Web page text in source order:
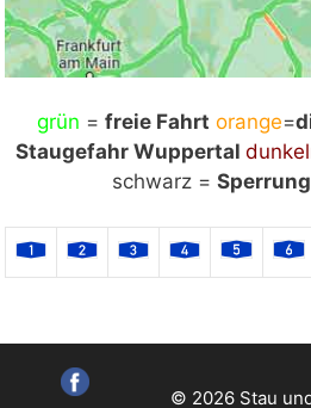
Mit Klick auf „Staukarte
Inhalte von Google
auf "Staukarte laden"
ansehen
Staukarte
grün = freie Fahrt orange=
Staugefahr Wuppertal
schwarz =
© 2026 Stau